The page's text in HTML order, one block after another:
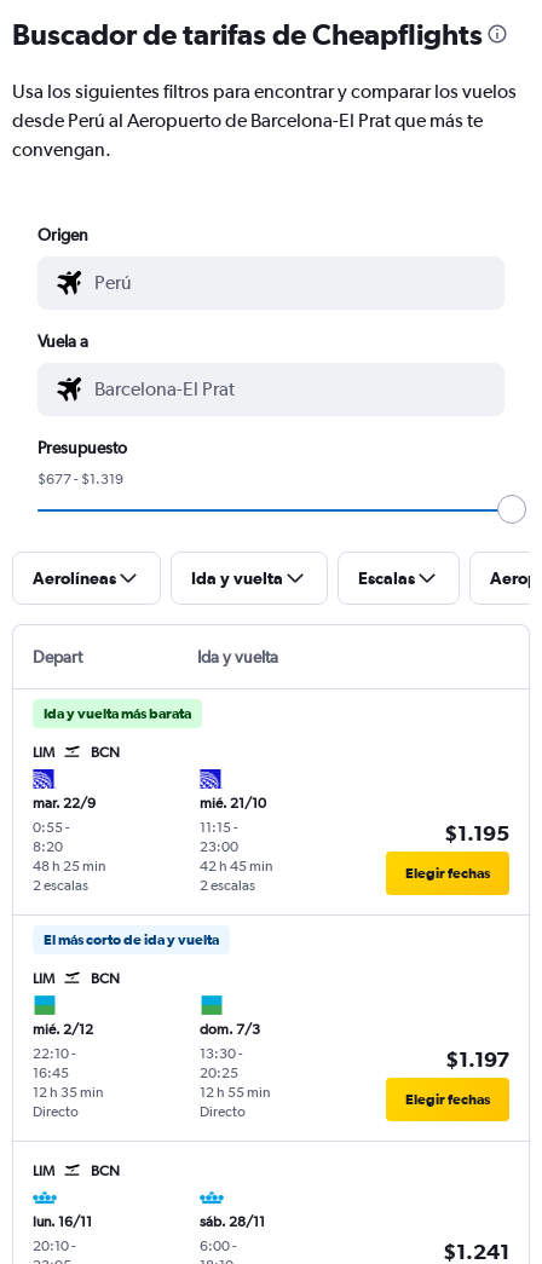
Buscador de tarifas de Cheapflights
Usa los siguientes filtros para encontrar y comparar los vuelos
desde Perú al Aeropuerto de Barcelona-El Prat que más te
convengan.
Origen
Vuela a
Presupuesto
$677 - $1.319
Aerolíneas Ida y vuelta Escalas
Depart Ida y vuelta
Ida y vuelta más barata
LIM BCN
mar. 22/9
0:55-
8:20
2 escalas
48 h 25 min
mié. 21/10
11:15-
23:00
2 escalas
42 h 45 min
$1.195
Elegir fechas
El más corto de ida y vuelta
LIM BCN
mié. 2/12
22:10-
16:45
Directo
12 h 35 min
dom. 7/3
13:30-
20:25
Directo
12 h 55 min
$1.197
Elegir fechas
LIM BCN
lun. 16/11
20:10-
sáb. 28/11
6:00-
$1.241